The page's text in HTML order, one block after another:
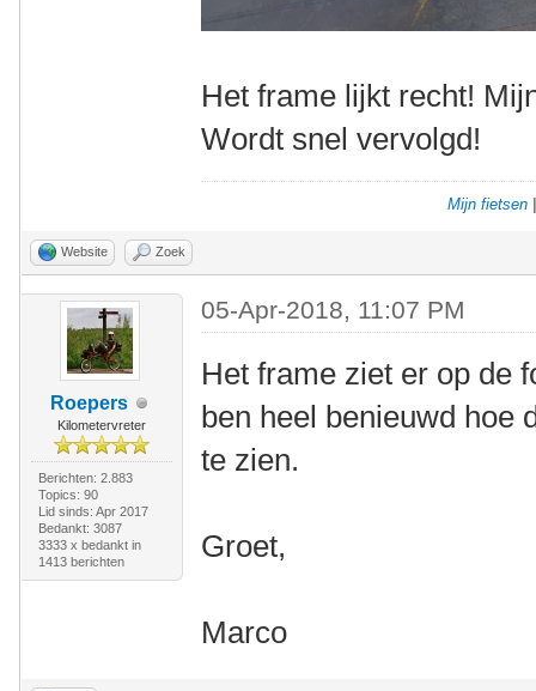
Het frame lijkt recht!
Wordt snel vervolgd!
Mijn fietsen
Website Zoek
Roepers
Kilometervreter
Berichten: 2.883
Topics: 90
Lid sinds: Apr 2017
Bedankt: 3087
3333 x bedankt in
1413 berichten
05-Apr-2018, 11:07 PM
Het frame ziet er op de
ben heel benieuwd hoe
te zien.
Groet,
Marco